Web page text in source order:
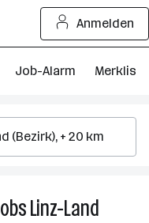
Anmelden
Job-Alarm Merkliste
Linz-Land